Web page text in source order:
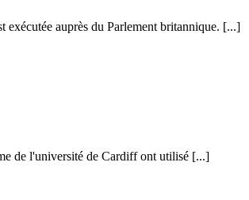
exécutée auprès du Parlement britannique. [...]
de l'université de Cardiff ont utilisé [...]